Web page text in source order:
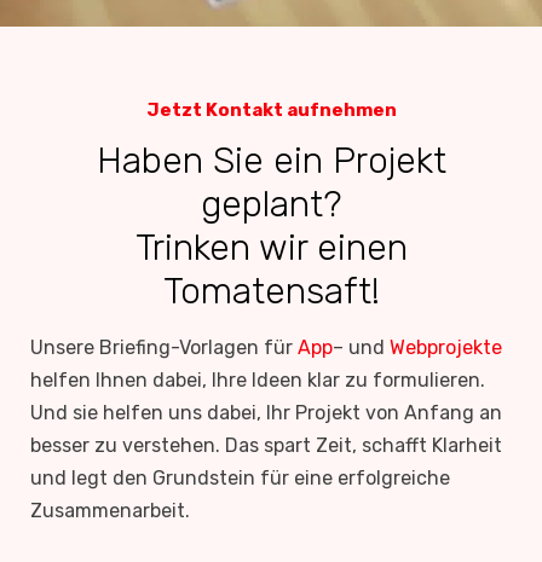
Jetzt Kontakt aufnehmen
Haben Sie ein Projekt
geplant?
Trinken wir einen
Tomatensaft!
Unsere Briefing-Vorlagen für App– und Webprojekte
helfen Ihnen dabei, Ihre Ideen klar zu formulieren.
Und sie helfen uns dabei, Ihr Projekt von Anfang an
besser zu verstehen. Das spart Zeit, schafft Klarheit
und legt den Grundstein für eine erfolgreiche
Zusammenarbeit.